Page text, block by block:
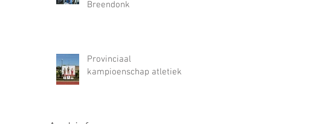
Breendonk
Provinciaal
kampioenschap atletiek